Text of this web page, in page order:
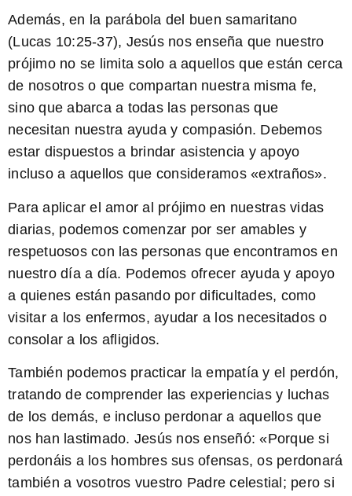
Además, en la parábola del buen samaritano
(Lucas 10:25-37), Jesús nos enseña que nuestro
prójimo no se limita solo a aquellos que están cerca
de nosotros o que compartan nuestra misma fe,
sino que abarca a todas las personas que
necesitan nuestra ayuda y compasión. Debemos
estar dispuestos a brindar asistencia y apoyo
incluso a aquellos que consideramos «extraños».
Para aplicar el amor al prójimo en nuestras vidas
diarias, podemos comenzar por ser amables y
respetuosos con las personas que encontramos en
nuestro día a día. Podemos ofrecer ayuda y apoyo
a quienes están pasando por dificultades, como
visitar a los enfermos, ayudar a los necesitados o
consolar a los afligidos.
También podemos practicar la empatía y el perdón,
tratando de comprender las experiencias y luchas
de los demás, e incluso perdonar a aquellos que
nos han lastimado. Jesús nos enseñó: «Porque si
perdonáis a los hombres sus ofensas, os perdonará
también a vosotros vuestro Padre celestial; pero si